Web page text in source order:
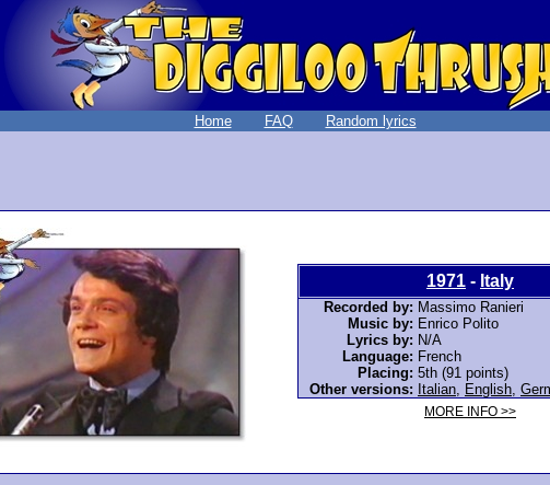
Home FAQ Random lyrics
1971 - Italy
Recorded by: Massimo Ranieri
Music by: Enrico Polito
Lyrics by: N/A
Language: French
Placing: 5th (91 points)
Other versions: Italian English
MORE INFO >>